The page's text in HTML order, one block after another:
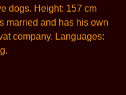
dogs. Height: 157 cm
married and has his own
company. Languages: